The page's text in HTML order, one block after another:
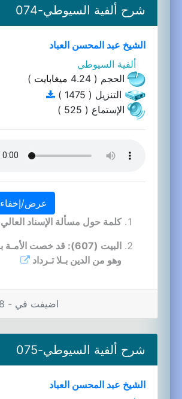
شرح ألفية السيوطي-074
الشيخ عبد المحسن العباد
ألفية السيوطي
الحجم ( 4.24
ميغابايت )
التنزيل ( 1475 )
الإستماع ( 525 )
عرض/إخفاء
كلمة حول مسألة الإسناد العالي
البيت (607): قد خصت
وهو من الدين بـلا تـرداد
اضيفت في - 2008-06-18
شرح ألفية السيوطي-075
الشيخ عبد المحسن العباد